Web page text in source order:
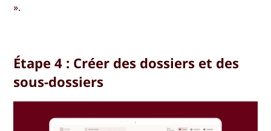
».
Étape 4 : Créer des dossiers et des
sous-dossiers